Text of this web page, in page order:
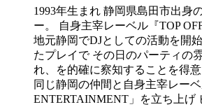
1993年生まれ 静岡県島田市出身
ー。 自身主宰レーベル『TOP
地元静岡でDJとしての活動を開
たプレイで その日のパーティの
れ、を的確に察知することを得
同じ静岡の仲間と自身主宰レー
ENTERTAINMENT」を立ち上げ